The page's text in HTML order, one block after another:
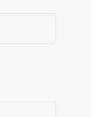
況をお問い合